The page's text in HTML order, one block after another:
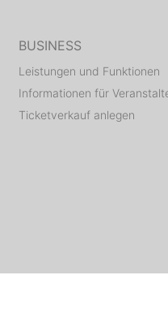
BUSINESS
Leistungen und Funktionen
Informationen für
Ticketverkauf anlegen